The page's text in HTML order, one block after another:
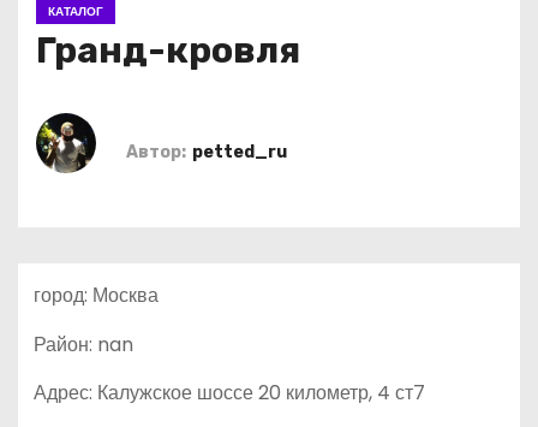
КАТАЛОГ
Гранд-кровля
Автор: petted_ru
город: Москва
Район: nan
Адрес: Калужское шоссе 20 километр, 4 ст7